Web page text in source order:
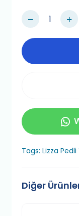
Tags: Lizza
Diğer